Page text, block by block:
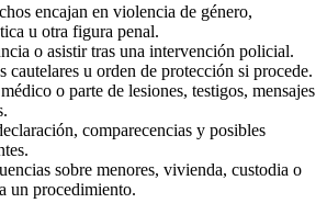
encajan en violencia de género,
u otra figura penal.
o asistir tras una intervención policial.
cautelares u orden de protección si procede.
o parte de lesiones, testigos, mensajes
comparecencias y posibles
sobre menores, vivienda, custodia o
un procedimiento.